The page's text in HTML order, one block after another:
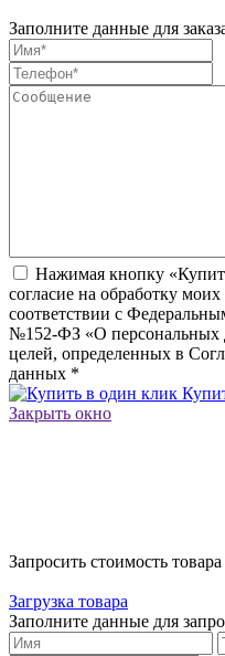
Заполните данные для
Нажимая кнопку
согласие на обработку
соответствии с
№152-ФЗ «О персональных
целей, определенных в
данных *
Закрыть окно
Запросить стоимость товара
Загрузка товара
Заполните данные для